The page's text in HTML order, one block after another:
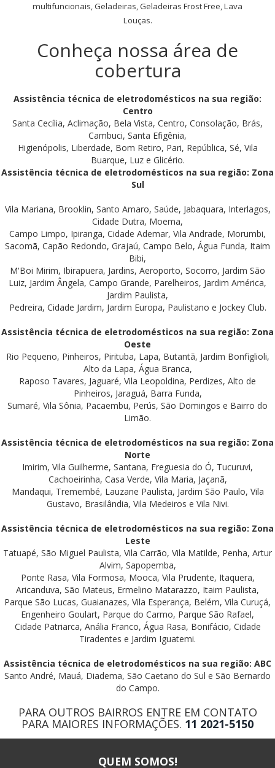
multifuncionais, Geladeiras, Geladeiras Frost Free, Lava
Louças.
Conheça nossa área de
cobertura
Assistência técnica de eletrodomésticos na sua região:
Centro
Santa Cecília, Aclimação, Bela Vista, Centro, Consolação, Brás,
Cambuci, Santa Efigênia,
Higienópolis, Liberdade, Bom Retiro, Pari, República, Sé, Vila
Buarque, Luz e Glicério.
Assistência técnica de eletrodomésticos na sua região: Zona
Sul
Vila Mariana, Brooklin, Santo Amaro, Saúde, Jabaquara, Interlagos,
Cidade Dutra, Moema,
Campo Limpo, Ipiranga, Cidade Ademar, Vila Andrade, Morumbi,
Sacomã, Capão Redondo, Grajaú, Campo Belo, Água Funda, Itaim
Bibi,
M'Boi Mirim, Ibirapuera, Jardins, Aeroporto, Socorro, Jardim São
Luiz, Jardim Ângela, Campo Grande, Parelheiros, Jardim América,
Jardim Paulista,
Pedreira, Cidade Jardim, Jardim Europa, Paulistano e Jockey Club.
Assistência técnica de eletrodomésticos na sua região: Zona
Oeste
Rio Pequeno, Pinheiros, Pirituba, Lapa, Butantã, Jardim Bonfiglioli,
Alto da Lapa, Água Branca,
Raposo Tavares, Jaguaré, Vila Leopoldina, Perdizes, Alto de
Pinheiros, Jaraguá, Barra Funda,
Sumaré, Vila Sônia, Pacaembu, Perús, São Domingos e Bairro do
Limão.
Assistência técnica de eletrodomésticos na sua região: Zona
Norte
Imirim, Vila Guilherme, Santana, Freguesia do Ó, Tucuruvi,
Cachoeirinha, Casa Verde, Vila Maria, Jaçanã,
Mandaqui, Tremembé, Lauzane Paulista, Jardim São Paulo, Vila
Gustavo, Brasilândia, Vila Medeiros e Vila Nivi.
Assistência técnica de eletrodomésticos na sua região: Zona
Leste
Tatuapé, São Miguel Paulista, Vila Carrão, Vila Matilde, Penha, Artur
Alvim, Sapopemba,
Ponte Rasa, Vila Formosa, Mooca, Vila Prudente, Itaquera,
Aricanduva, São Mateus, Ermelino Matarazzo, Itaim Paulista,
Parque São Lucas, Guaianazes, Vila Esperança, Belém, Vila Curuçá,
Engenheiro Goulart, Parque do Carmo, Parque São Rafael,
Cidade Patriarca, Anália Franco, Água Rasa, Bonifácio, Cidade
Tiradentes e Jardim Iguatemi.
Assistência técnica de eletrodomésticos na sua região: ABC
Santo André, Mauá, Diadema, São Caetano do Sul e São Bernardo
do Campo.
PARA OUTROS BAIRROS ENTRE EM CONTATO
PARA MAIORES INFORMAÇÕES. 11 2021-5150
QUEM SOMOS!